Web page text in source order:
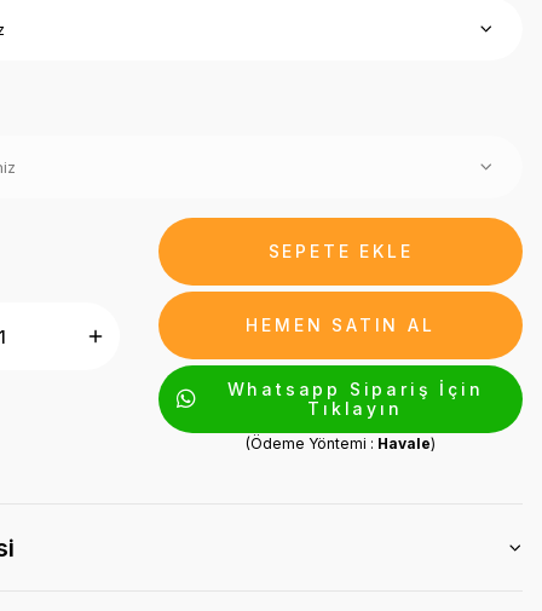
SEPETE EKLE
HEMEN SATIN AL
Whatsapp Sipariş İçin
Tıklayın
(Ödeme Yöntemi : Havale)